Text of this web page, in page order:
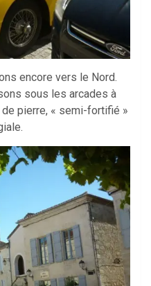
encore vers le Nord.
sous les arcades à
de pierre, « semi-fortifié »